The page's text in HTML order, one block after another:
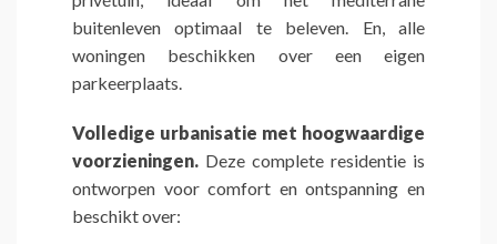
buitenleven optimaal te beleven. En, alle
woningen beschikken over een eigen
parkeerplaats.
Volledige urbanisatie met hoogwaardige
voorzieningen. Deze complete residentie is
ontworpen voor comfort en ontspanning en
beschikt over: